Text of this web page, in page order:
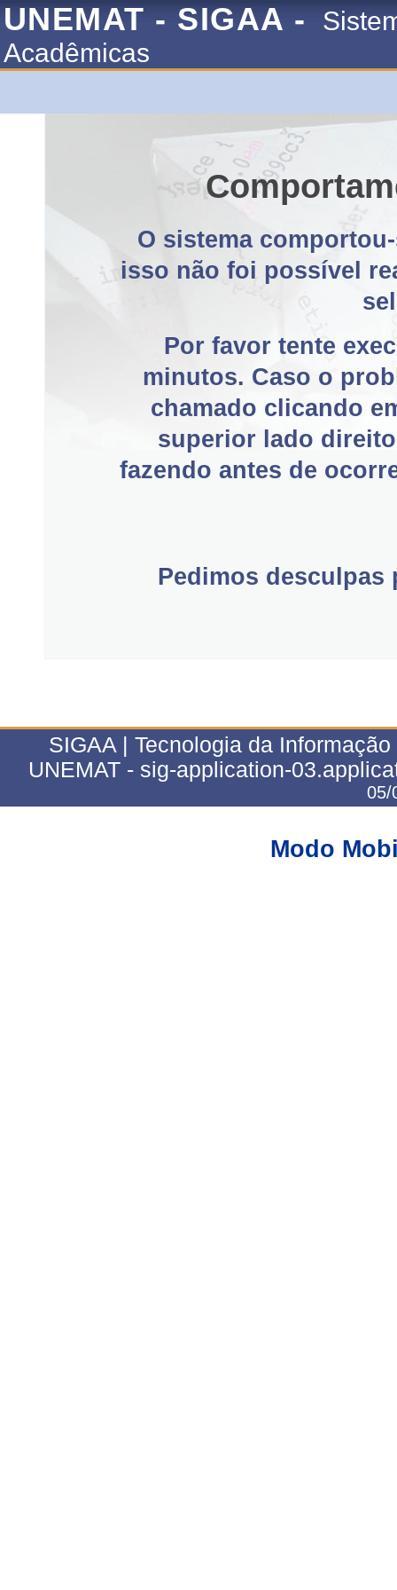
UNEMAT - SIGAA -
Acadêmicas
O sistema
isso não foi possível
Por favor tente
minutos. Caso o
chamado clicando
superior lado
fazendo antes de
Pedimos
SIGAA | Tecnologia da
UNEMAT - sig-application-
05/
Modo